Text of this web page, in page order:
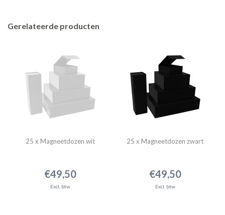
Gerelateerde producten
25 x Magneetdozen wit
€49,50
Excl. btw
25 x Magneetdozen zwart
€49,50
Excl. btw